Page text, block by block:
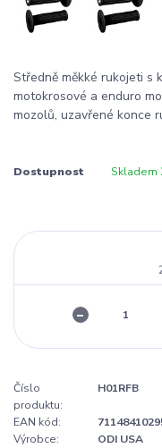
Středně měkké rukojeti s
motokrosové a enduro
mozolů, uzavřené konce
Dostupnost Skladem
Číslo
produktu:
H01RFB
EAN kód:
Výrobce:
ODI USA